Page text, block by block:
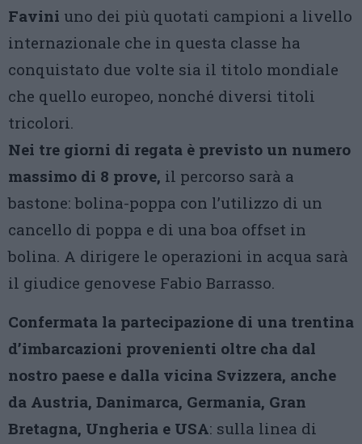
Favini uno dei più quotati campioni a livello
internazionale che in questa classe ha
conquistato due volte sia il titolo mondiale
che quello europeo, nonché diversi titoli
tricolori.
Nei tre giorni di regata è previsto un numero
massimo di 8 prove, il percorso sarà a
bastone: bolina-poppa con l’utilizzo di un
cancello di poppa e di una boa offset in
bolina. A dirigere le operazioni in acqua sarà
il giudice genovese Fabio Barrasso.
Confermata la partecipazione di una trentina
d’imbarcazioni provenienti oltre cha dal
nostro paese e dalla vicina Svizzera, anche
da Austria, Danimarca, Germania, Gran
Bretagna, Ungheria e USA: sulla linea di